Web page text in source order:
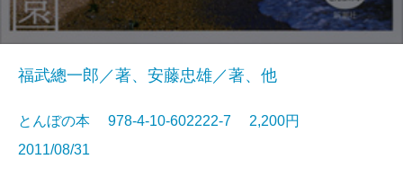
福武總一郎／著、安藤忠雄／著、他
とんぼの本 978-4-10-602222-7 2,200円
2011/08/31